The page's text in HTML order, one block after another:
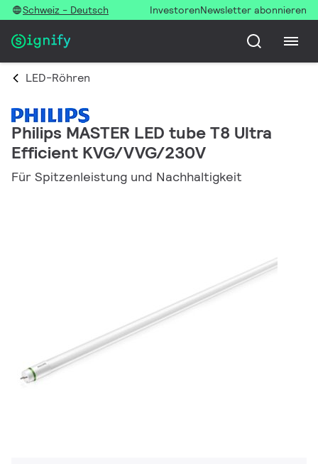
Schweiz - Deutsch InvestorenNewsletter abonnieren
LED-Röhren
Philips MASTER LED tube T8 Ultra
Efficient KVG/VVG/230V
Für Spitzenleistung und Nachhaltigkeit